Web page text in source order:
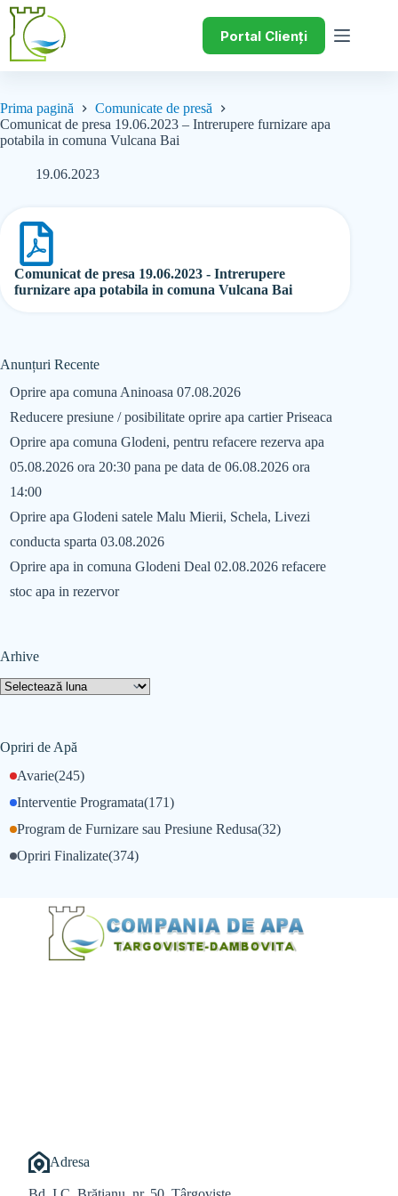
Portal Clienți
Prima pagină
Comunicate de presă
Comunicat de presa 19.06.2023 – Intrerupere furnizare apa
potabila in comuna Vulcana Bai
19.06.2023
Comunicat de presa 19.06.2023 - Intrerupere
furnizare apa potabila in comuna Vulcana Bai
Anunțuri Recente
Oprire apa comuna Aninoasa 07.08.2026
Reducere presiune / posibilitate oprire apa cartier Priseaca
Oprire apa comuna Glodeni, pentru refacere rezerva apa
05.08.2026 ora 20:30 pana pe data de 06.08.2026 ora
14:00
Oprire apa Glodeni satele Malu Mierii, Schela, Livezi
conducta sparta 03.08.2026
Oprire apa in comuna Glodeni Deal 02.08.2026 refacere
stoc apa in rezervor
Arhive
Opriri de Apă
Avarie(245)
Interventie Programata(171)
Opriri Finalizate(374)
Program de Furnizare sau Presiune Redusa(32)
Adresa